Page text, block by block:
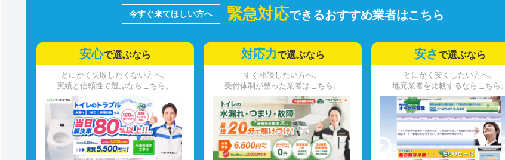
緊急対応できるおすすめ業者はこちら
安心で選ぶなら
とにかく失敗したくない方へ。
実績と信頼性で選ぶならこちら。
対応力で選ぶなら
すぐ相談したい方へ。
受付体制が整った業者はこちら。
安さで選ぶなら
とにかく安くしたい方へ。
地元業者を比較するならこちら。